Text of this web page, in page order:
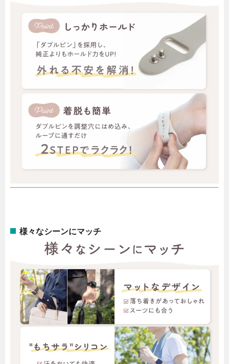
様々なシーンにマッチ